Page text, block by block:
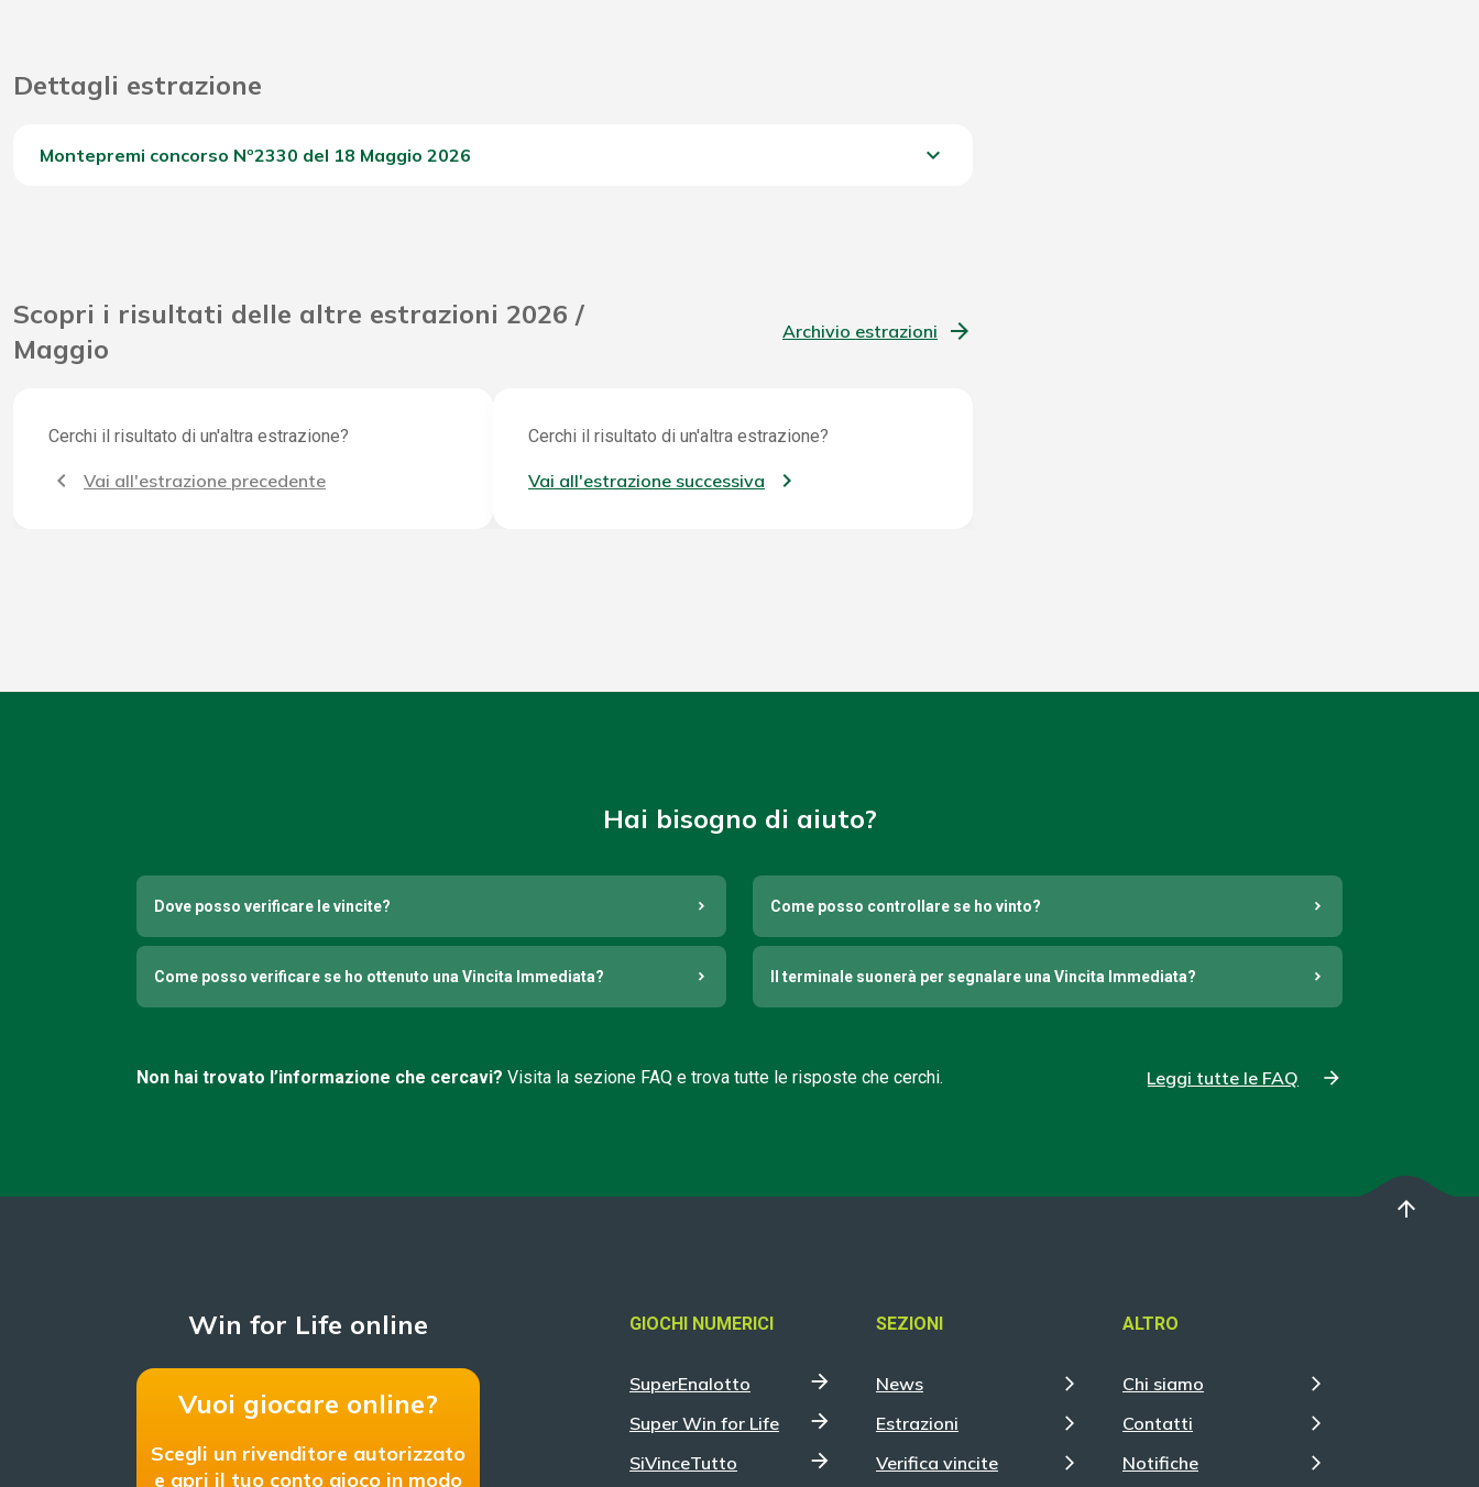
Dettagli estrazione
Montepremi concorso Nº2330 del 18 Maggio 2026 keyboard_arrow_down
Scopri i risultati delle altre estrazioni 2026 /
Maggio
Archivio estrazioni
Cerchi il risultato di un'altra estrazione?
Vai all'estrazione precedente
Cerchi il risultato di un'altra estrazione?
Vai all'estrazione successiva
Hai bisogno di aiuto?
Dove posso verificare le vincite? Come posso controllare se ho vinto?
Come posso verificare se ho ottenuto una Vincita Immediata? Il terminale suonerà per segnalare una Vincita Immediata?
Non hai trovato l’informazione che cercavi? Visita la sezione FAQ e trova tutte le risposte che cerchi. Leggi tutte le FAQ
arrow_upward
Win for Life online
Vuoi giocare online?
Scegli un rivenditore autorizzato
e apri il tuo conto gioco in modo
GIOCHI NUMERICI
SuperEnalotto
Super Win for Life
SiVinceTutto
SEZIONI
News
Estrazioni
Verifica vincite
ALTRO
Chi siamo
Contatti
Notifiche